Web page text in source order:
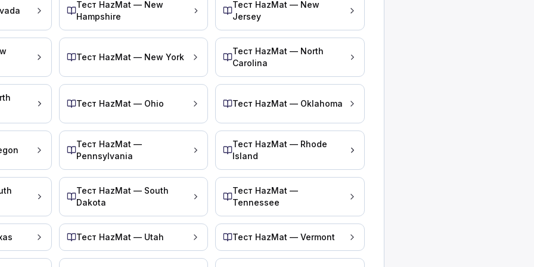
з позначенням, перевізник несе відповідальність за вибір найбезпечнішого маршруту. Після
випадків ви можете ненадовго припаркуватися ближче ніж за 5 футів від проїжджої
якщо це можна зробити швидко і необхідно для виконання вашої роботи. Однак, це не
без табличок?
ній мають бути спеціальні знаки (таблички), що інформують про наявність небезпечного
відповідала критеріям непакувальної упаковки?
як ємність для газу
максимальна ємність 450 л (119 галонів) або менше, якщо використовується як ємність для твердих
Тест HazMat — New
Hampshire
Тест HazMat — New
Jersey
Тест HazMat — New York
Тест HazMat — North
Carolina
Тест HazMat — Ohio Тест HazMat — Oklahoma
Тест HazMat —
Pennsylvania
Тест HazMat — Rhode
Island
Тест HazMat — South
Dakota
Тест HazMat —
Tennessee
Тест HazMat — Utah Тест HazMat — Vermont